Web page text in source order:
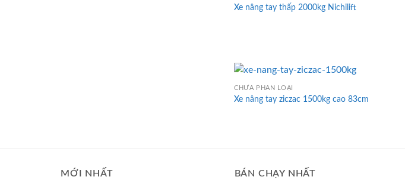
Xe nâng tay thấp 2000kg Nichilift
CHƯA PHÂN LOẠI
Xe nâng tay ziczac 1500kg cao 83cm
MỚI NHẤT BÁN CHẠY NHẤT